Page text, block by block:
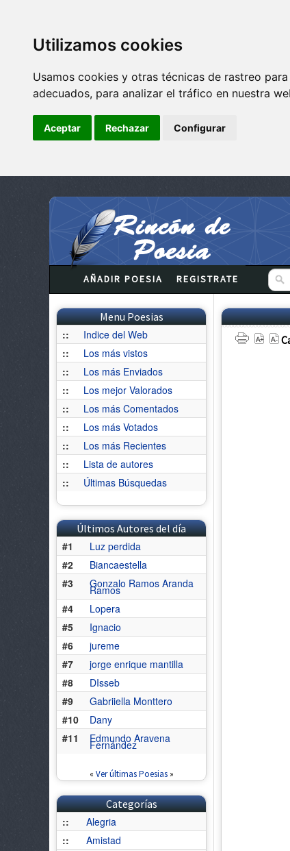
Utilizamos cookies
Usamos cookies y otras técnicas de rastreo
adecuados, para analizar el tráfico en nuestra
Aceptar Rechazar Configurar
AÑADIR POESIA REGISTRATE
Menu Poesias
::
Indice del Web
::
Los más vistos
::
Los más Enviados
::
Los mejor Valorados
::
Los más Comentados
::
Los más Votados
::
Los más Recientes
::
Lista de autores
::
Últimas Búsquedas
Últimos Autores del día
#1
Luz perdida
#2
Biancaestella
#3
Gonzalo Ramos Aranda
Ramos
#4
Lopera
#5
Ignacio
#6
jureme
#7
jorge enrique mantilla
#8
DIsseb
#9
Gabriiella Monttero
#10
Dany
#11
Edmundo Aravena
Fernández
« Ver últimas Poesias»
Categorías
::
Alegria
::
Amistad